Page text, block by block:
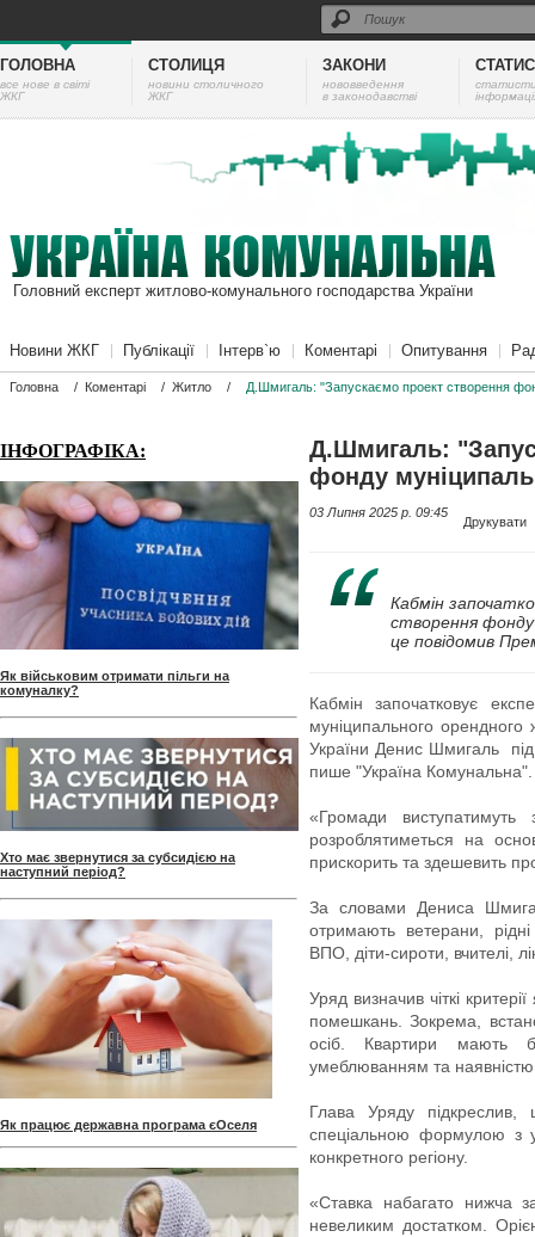
ГОЛОВНА
все нове в світі
ЖКГ
СТОЛИЦЯ
новини столичного
ЖКГ
ЗАКОНИ
нововведення
в законодавстві
Головний експерт житлово-комунального господарства України
Новини ЖКГ Публікації Інтерв`ю Коментарі Опитування
Головна / Коментарі / Житло / Д.Шмигаль: "Запускаємо проект створення
ІНФОГРАФІКА:
Як військовим отримати пільги на
комуналку?
Хто має звернутися за субсидією на
наступний період?
Як працює державна програма єОселя
Д.Шмигаль:
фонду
03 Липня 2025 p. 09:45
Друкувати
Кабмін
створення
це повідомив
Кабмін започатковує
муніципального
України Денис Шмигаль під
пише "Україна Комунальна".
«Громади виступатимуть
розроблятиметься на
прискорить та здешевить
За словами Дениса
отримають ветерани, рідні
ВПО, діти-сироти, вчителі,
Уряд визначив чіткі
помешкань. Зокрема,
осіб. Квартири мають
умеблюванням та наявністю
Глава Уряду
спеціальною формулою з
конкретного регіону.
«Ставка набагато нижча
невеликим достатком.